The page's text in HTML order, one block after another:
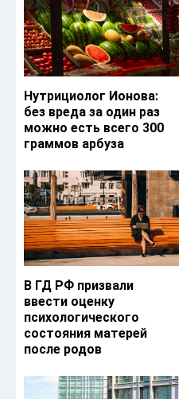
Нутрициолог Ионова:
без вреда за один раз
можно есть всего 300
граммов арбуза
В ГД РФ призвали
ввести оценку
психологического
состояния матерей
после родов